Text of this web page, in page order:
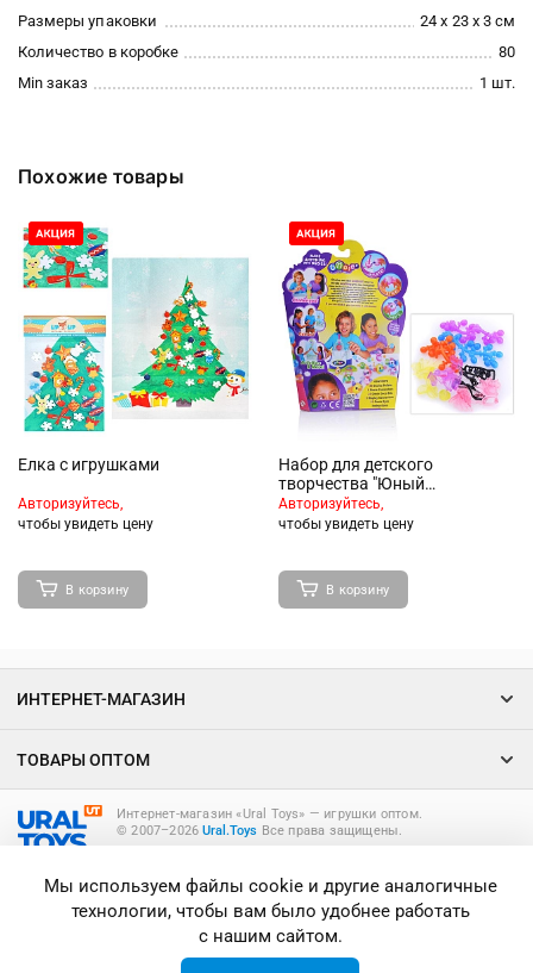
Размеры упаковки
24 x 23 x 3 см
Количество в коробке
80
Min заказ
1 шт.
Похожие товары
Елка с игрушками
Авторизуйтесь,
чтобы увидеть цену
В корзину
Набор для детского
творчества "Юный
фантазёр"в коробке
Авторизуйтесь,
чтобы увидеть цену
В корзину
Интернет-магазин «Ural Toys» ― игрушки оптом.
© 2007–2026Ural.Toys Все права защищены.
ИНТЕРНЕТ-МАГАЗИН
ТОВАРЫ ОПТОМ
Мы используем файлы cookie и другие аналогичные
технологии, чтобы вам было удобнее работать
с нашим сайтом.